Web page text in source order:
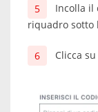
Incolla il
riquadro sotto
Clicca su